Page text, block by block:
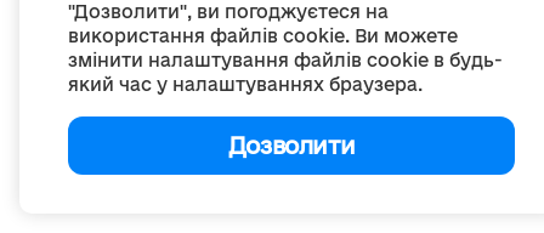
"Дозволити", ви погоджуєтеся на
використання файлів cookie. Ви можете
змінити налаштування файлів cookie в будь-
який час у налаштуваннях браузера.
Дозволити